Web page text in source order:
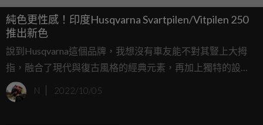
純色更性感！印度Husqvarna Svartpilen/Vitpilen 250
推出新色
說到Husqvarna這個品牌，我想沒有車友能不對其豎上大拇
指，融合了現代與復古風格的經典元素，再加上獨特的設
計，說是藝術品一點也不會過分；其中又屬
Svartpilen/Vitpilen系列最甚，Neo Sports Cafe的時尚風格，
N 2022/10/05